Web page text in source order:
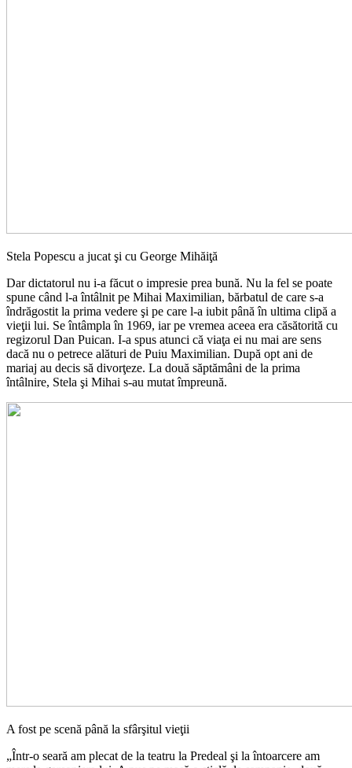
Stela Popescu a jucat şi cu George Mihăiţă
Dar dictatorul nu i-a făcut o impresie prea bună. Nu la fel se poate
spune când l-a întâlnit pe Mihai Maximilian, bărbatul de care s-a
îndrăgostit la prima vedere şi pe care l-a iubit până în ultima clipă a
vieţii lui. Se întâmpla în 1969, iar pe vremea aceea era căsătorită cu
regizorul Dan Puican. I-a spus atunci că viaţa ei nu mai are sens
dacă nu o petrece alături de Puiu Maximilian. După opt ani de
mariaj au decis să divorţeze. La două săptămâni de la prima
întâlnire, Stela şi Mihai s-au mutat împreună.
A fost pe scenă până la sfârşitul vieţii
„Într-o seară am plecat de la teatru la Predeal şi la întoarcere am